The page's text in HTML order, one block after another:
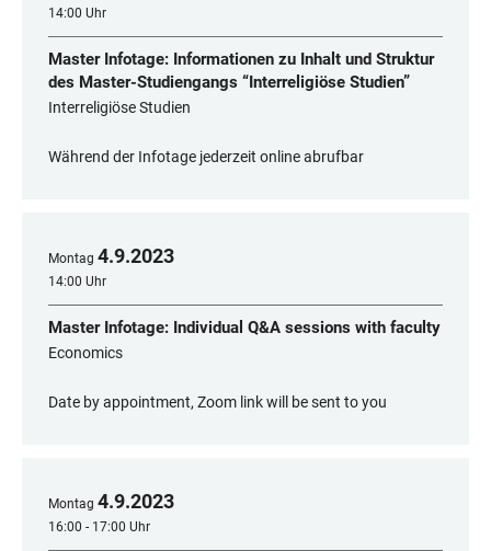
14:00 Uhr
Master Infotage: Informationen zu Inhalt und Struktur
des Master-Studiengangs “Interreligiöse Studien”
Interreligiöse Studien
Während der Infotage jederzeit online abrufbar
Montag 4.9.2023
14:00 Uhr
Master Infotage: Individual Q&A sessions with faculty
Economics
Date by appointment, Zoom link will be sent to you
Montag 4.9.2023
16:00 - 17:00 Uhr